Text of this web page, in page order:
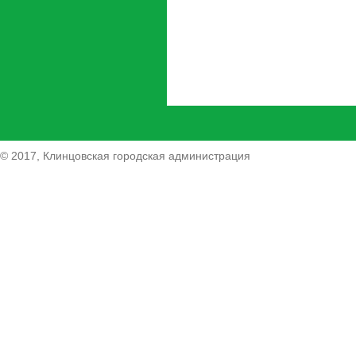
© 2017, Клинцовская городская администрация